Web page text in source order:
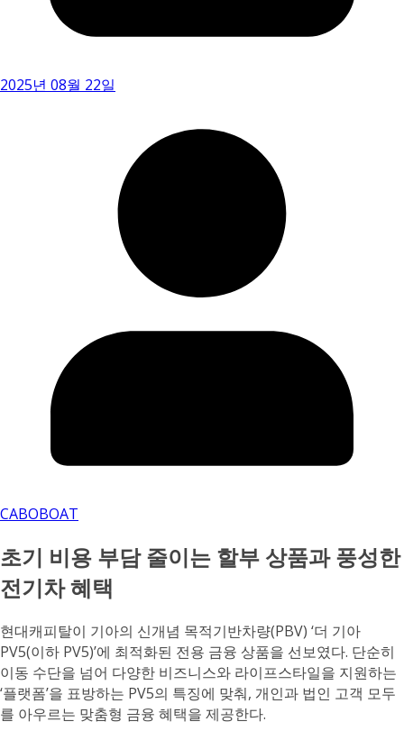
2025년 08월 22일
CABOBOAT
초기 비용 부담 줄이는 할부 상품과 풍성한
전기차 혜택
현대캐피탈이 기아의 신개념 목적기반차량(PBV) ‘더 기아
PV5(이하 PV5)’에 최적화된 전용 금융 상품을 선보였다. 단순히
이동 수단을 넘어 다양한 비즈니스와 라이프스타일을 지원하는
‘플랫폼’을 표방하는 PV5의 특징에 맞춰, 개인과 법인 고객 모두
를 아우르는 맞춤형 금융 혜택을 제공한다.